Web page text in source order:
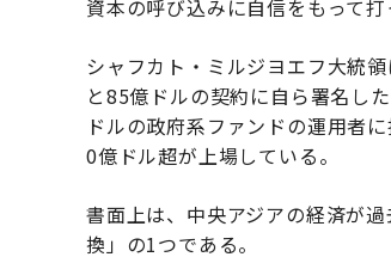
資本の呼び込みに自信をもって打
シャフカト・ミルジヨエフ大統
と85億ドルの契約に自ら署名し
ドルの政府系ファンドの運用者
0億ドル超が上場している。
書面上は、中央アジアの経済が
換」の1つである。